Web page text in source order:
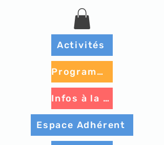
Activités
Espace Adhérent
Infos à la une
Programme à venir